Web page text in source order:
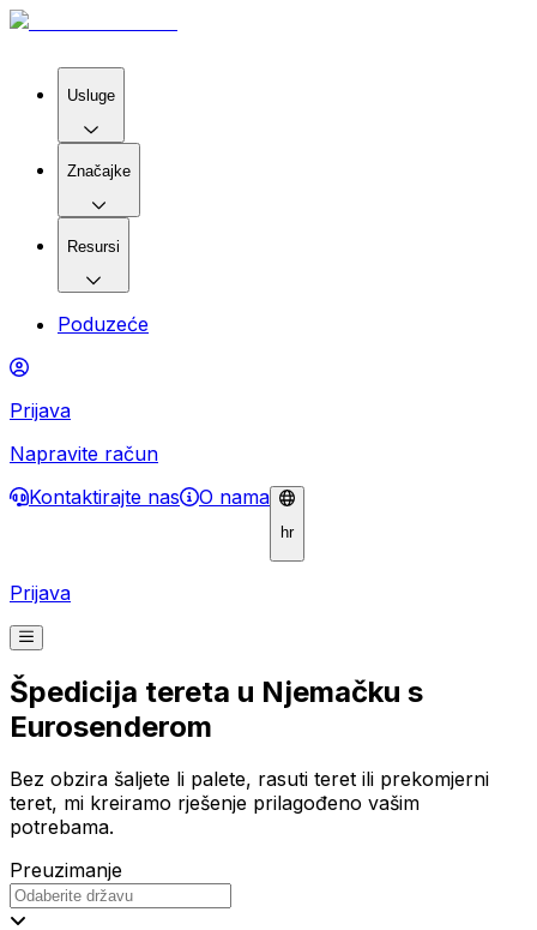
Usluge
Značajke
Resursi
Poduzeće
Prijava
Napravite račun
Kontaktirajte nas
O nama
hr
Prijava
Špedicija tereta u Njemačku s
Eurosenderom
Bez obzira šaljete li palete, rasuti teret ili prekomjerni
teret, mi kreiramo rješenje prilagođeno vašim
potrebama.
Preuzimanje